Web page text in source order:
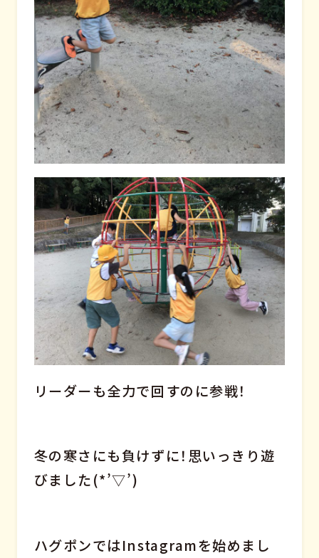
リーダーも全力で回すのに参戦！
冬の寒さにも負けずに！思いっきり遊
びました(*’▽’)
ハグポンではInstagramを始めまし